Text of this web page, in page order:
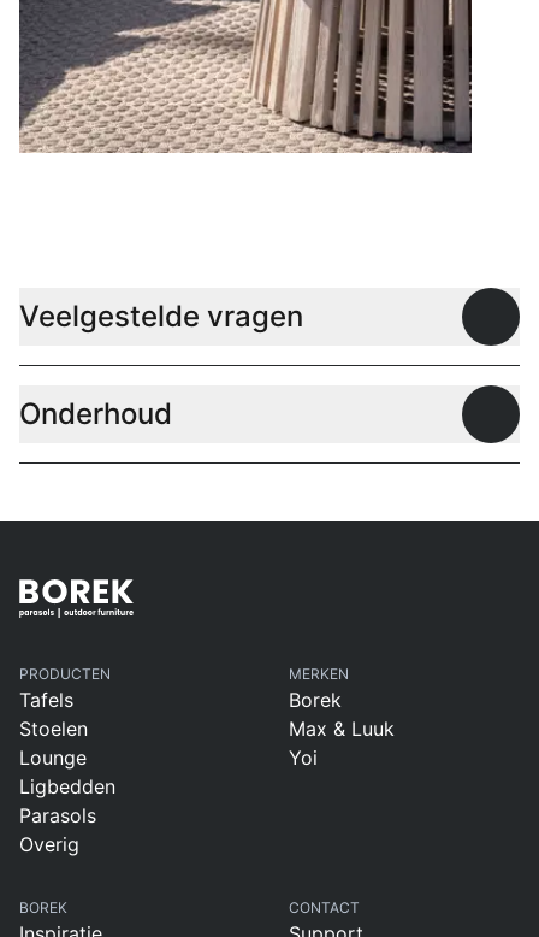
Veelgestelde vragen
Onderhoud
PRODUCTEN
Tafels
Stoelen
Lounge
Ligbedden
Parasols
Overig
MERKEN
Borek
Max & Luuk
Yoi
BOREK CONTACT